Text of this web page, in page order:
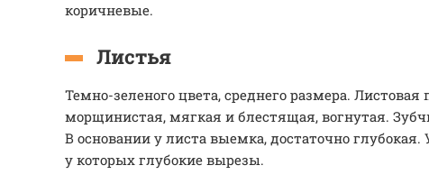
коричневые.
Листья
Темно-зеленого цвета, среднего размера. Листовая
морщинистая, мягкая и блестящая, вогнутая.
В основании у листа выемка, достаточно глубокая.
у которых глубокие вырезы.